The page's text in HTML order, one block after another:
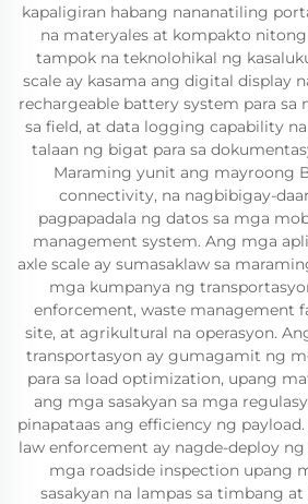
kapaligiran habang nananatiling
na materyales at kompakto
tampok na teknolohikal ng
scale ay kasama ang digital display
rechargeable battery system para sa
sa field, at data logging capability
talaan ng bigat para sa
Maraming yunit ang mayroong
connectivity, na nagbibigay-
pagpapadala ng datos sa mga
management system. Ang mga
axle scale ay sumasaklaw sa
mga kumpanya ng
enforcement, waste management
site, at agrikultural na operasyon.
transportasyon ay gumagamit ng
para sa load optimization, upang
ang mga sasakyan sa mga
pinapataas ang efficiency ng
law enforcement ay nagde-deploy ng
mga roadside inspection upang
sasakyan na lampas sa timbang